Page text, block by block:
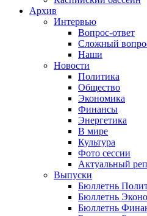
Архив
Интервью
Вопрос-ответ
Сложный
Наши
Новости
Политика
Общество
Экономика
Финансы
Энергетика
В мире
Культура
Фото сессии
Актуальный
Выпуски
Бюллетнь
Бюллетнь
Бюллетнь